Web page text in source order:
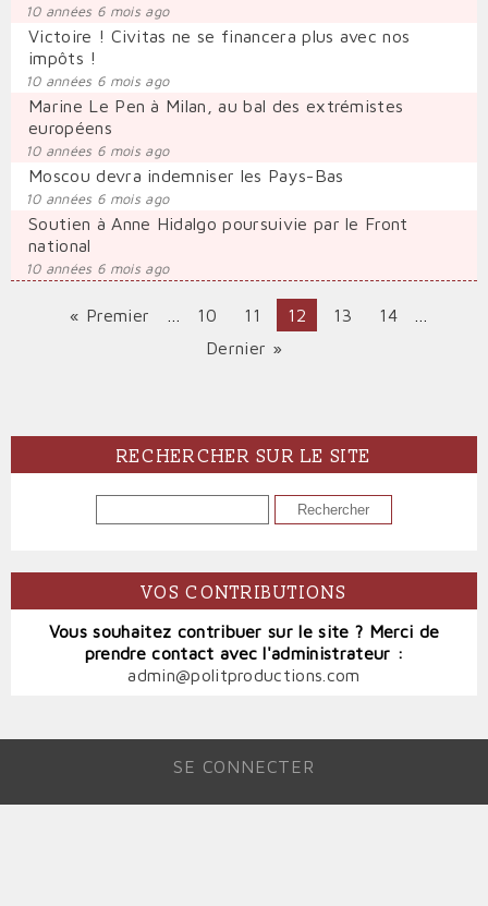
10 années 6 mois ago
Victoire ! Civitas ne se financera plus avec nos
impôts !
10 années 6 mois ago
Marine Le Pen à Milan, au bal des extrémistes
européens
10 années 6 mois ago
Moscou devra indemniser les Pays-Bas
10 années 6 mois ago
Soutien à Anne Hidalgo poursuivie par le Front
national
10 années 6 mois ago
Première
« Premier Page
10 Page
11
Page
courante
12 Page
13 Page
14
Dernière
Dernier »
RECHERCHER SUR LE SITE
VOS CONTRIBUTIONS
Vous souhaitez contribuer sur le site ? Merci de
prendre contact avec l'administrateur :
admin@politproductions.com
SE CONNECTER